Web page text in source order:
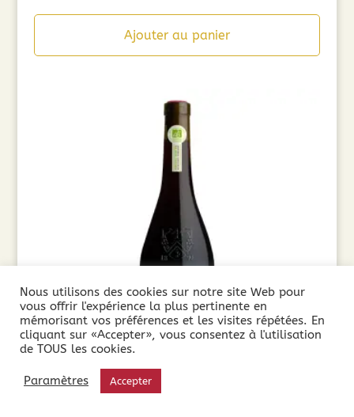
Ajouter au panier
Cuvée Secrète Cabernet-Merlot 2025 Sans
Nous utilisons des cookies sur notre site Web pour
vous offrir l'expérience la plus pertinente en
mémorisant vos préférences et les visites répétées. En
cliquant sur «Accepter», vous consentez à l'utilisation
de TOUS les cookies.
Paramètres Accepter